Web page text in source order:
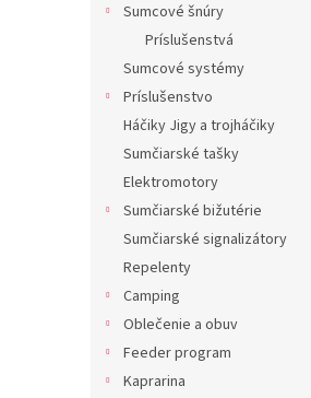
Sumcové šnúry
Príslušenstvá
Sumcové systémy
Príslušenstvo
Háčiky Jigy a trojháčiky
Sumčiarské tašky
Elektromotory
Sumčiarské bižutérie
Sumčiarské signalizátory
Repelenty
Camping
Oblečenie a obuv
Feeder program
Kaprarina